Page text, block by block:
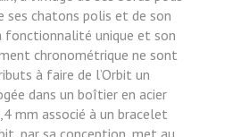
ses chatons polis et de son
fonctionnalité unique et son
chronométrique ne sont
à faire de l’Orbit un
dans un boîtier en acier
mm associé à un bracelet